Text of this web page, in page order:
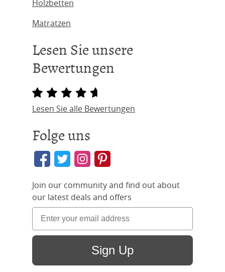
Holzbetten
Matratzen
Lesen Sie unsere
Bewertungen
Lesen Sie alle Bewertungen
Folge uns
Join our community and find out about
our latest deals and offers
Sign Up